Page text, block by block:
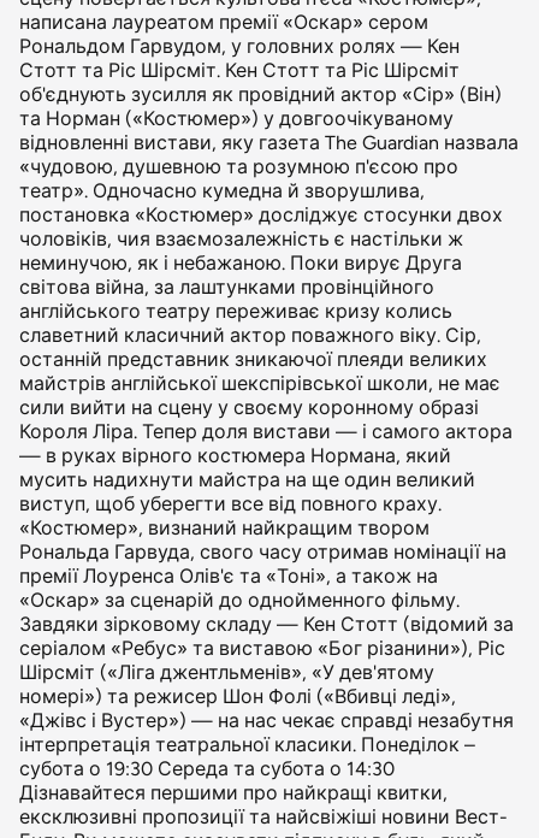
написана лауреатом премії «Оскар» сером
Рональдом Гарвудом, у головних ролях — Кен
Стотт та Ріс Шірсміт. Кен Стотт та Ріс Шірсміт
об'єднують зусилля як провідний актор «Сір» (Він)
та Норман («Костюмер») у довгоочікуваному
відновленні вистави, яку газета The Guardian назвала
«чудовою, душевною та розумною п'єсою про
театр». Одночасно кумедна й зворушлива,
постановка «Костюмер» досліджує стосунки двох
чоловіків, чия взаємозалежність є настільки ж
неминучою, як і небажаною. Поки вирує Друга
світова війна, за лаштунками провінційного
англійського театру переживає кризу колись
славетний класичний актор поважного віку. Сір,
останній представник зникаючої плеяди великих
майстрів англійської шекспірівської школи, не має
сили вийти на сцену у своєму коронному образі
Короля Ліра. Тепер доля вистави — і самого актора
— в руках вірного костюмера Нормана, який
мусить надихнути майстра на ще один великий
виступ, щоб уберегти все від повного краху.
«Костюмер», визнаний найкращим твором
Рональда Гарвуда, свого часу отримав номінації на
премії Лоуренса Олів'є та «Тоні», а також на
«Оскар» за сценарій до однойменного фільму.
Завдяки зірковому складу — Кен Стотт (відомий за
серіалом «Ребус» та виставою «Бог різанини»), Ріс
Шірсміт («Ліга джентльменів», «У дев'ятому
номері») та режисер Шон Фолі («Вбивці леді»,
«Джівс і Вустер») — на нас чекає справді незабутня
інтерпретація театральної класики. Понеділок –
субота о 19:30 Середа та субота о 14:30
Дізнавайтеся першими про найкращі квитки,
ексклюзивні пропозиції та найсвіжіші новини Вест-